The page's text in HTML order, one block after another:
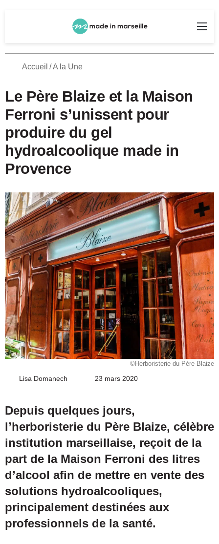
Accueil /A la Une
Le Père Blaize et la Maison
Ferroni s’unissent pour
produire du gel
hydroalcoolique made in
Provence
©Herboristerie du Père Blaize
Lisa Domanech
Envoyer23 mars 2020
Depuis quelques jours,
l’herboristerie du Père Blaize, célèbre
institution marseillaise, reçoit de la
part de la Maison Ferroni des litres
d’alcool afin de mettre en vente des
solutions hydroalcooliques,
principalement destinées aux
professionnels de la santé.